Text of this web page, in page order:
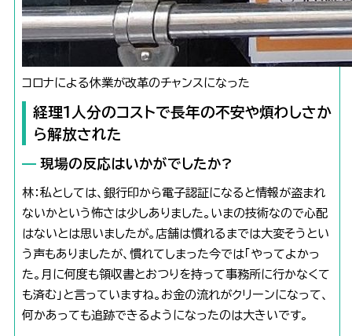
コロナによる休業が改革のチャンスになった
経理1人分のコストで長年の不安や煩わしさか
ら解放された
現場の反応はいかがでしたか?
林：私としては、銀行印から電子認証になると情報が盗まれ
ないかという怖さは少しありました。いまの技術なので心配
はないとは思いましたが。店舗は慣れるまでは大変そうとい
う声もありましたが、慣れてしまった今では「やってよかっ
た。月に何度も領収書とおつりを持って事務所に行かなくて
も済む」と言っていますね。お金の流れがクリーンになって、
何かあっても追跡できるようになったのは大きいです。